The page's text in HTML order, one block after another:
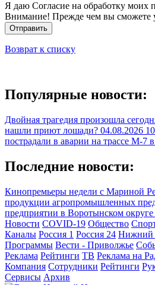
Я даю Согласие на обработку моих
Внимание! Прежде чем вы сможете
Отправить
Возврат к списку
Популярные новости:
Двойная трагедия произошла
нашли приют лошади? 04.08.2026
пострадали в аварии на трассе М-7
Последние новости:
Кинопремьеры недели с Мариной
продукции агропромышленных
предприятии в Воротынском округе
Новости COVID-19 Общество
Каналы Россия 1 Россия 24 Нижний
Программы Вести - Приволжье
Реклама Рейтинги ТВ Реклама на
Компания Сотрудники Рейтинги
Сервисы Архив